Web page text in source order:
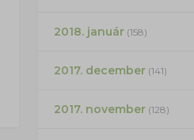
2018. január(158)
2017. december(141)
2017. november(128)